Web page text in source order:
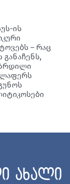
ის
– რაც
განაჩენს,
ახალი